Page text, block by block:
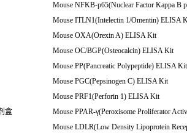
Mouse NFKB-p65(Nuclear Factor Kappa B
Mouse ITLN1(Intelectin 1/Omentin) ELISA
Mouse OXA(Orexin A) ELISA Kit
Mouse OC/BGP(Osteocalcin) ELISA Kit
Mouse PP(Pancreatic Polypeptide) ELISA Kit
Mouse PGC(Pepsinogen C) ELISA Kit
Mouse PRF1(Perforin 1) ELISA Kit
盒
Mouse PPAR-γ(Peroxisome Proliferator
Mouse LDLR(Low Density Lipoprotein